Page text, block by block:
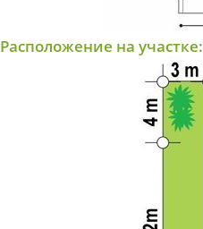
Расположение на участке: